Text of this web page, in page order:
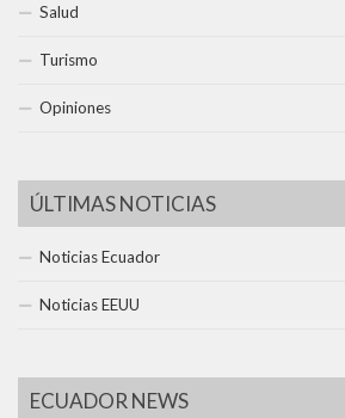
Salud
Turismo
Opiniones
ÚLTIMAS NOTICIAS
Noticias Ecuador
Noticias EEUU
ECUADOR NEWS